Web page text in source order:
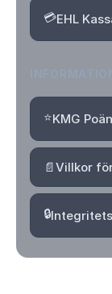
💳EHL
⭐KMG
📄Villkor
🔒